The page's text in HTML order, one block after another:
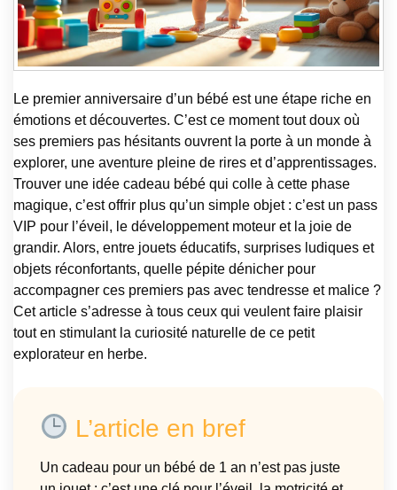
Le premier anniversaire d’un bébé est une étape riche en
émotions et découvertes. C’est ce moment tout doux où
ses premiers pas hésitants ouvrent la porte à un monde à
explorer, une aventure pleine de rires et d’apprentissages.
Trouver une idée cadeau bébé qui colle à cette phase
magique, c’est offrir plus qu’un simple objet : c’est un pass
VIP pour l’éveil, le développement moteur et la joie de
grandir. Alors, entre jouets éducatifs, surprises ludiques et
objets réconfortants, quelle pépite dénicher pour
accompagner ces premiers pas avec tendresse et malice ?
Cet article s’adresse à tous ceux qui veulent faire plaisir
tout en stimulant la curiosité naturelle de ce petit
explorateur en herbe.
L’article en bref
Un cadeau pour un bébé de 1 an n’est pas juste